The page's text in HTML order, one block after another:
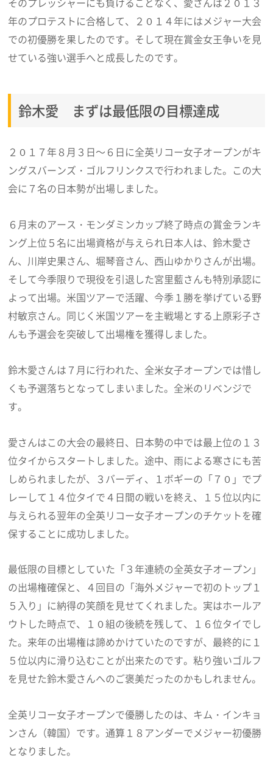
年のプロテストに合格して、２０１４年にはメジャー大会
での初優勝を果したのです。そして現在賞金女王争いを見
せている強い選手へと成長したのです。
鈴木愛 まずは最低限の目標達成
２０１７年８月３日～６日に全英リコー女子オープンがキ
ングスバーンズ・ゴルフリンクスで行われました。この大
会に７名の日本勢が出場しました。
６月末のアース・モンダミンカップ終了時点の賞金ランキ
ング上位５名に出場資格が与えられ日本人は、鈴木愛さ
ん、川岸史果さん、堀琴音さん、西山ゆかりさんが出場。
そして今季限りで現役を引退した宮里藍さんも特別承認に
よって出場。米国ツアーで活躍、今季１勝を挙げている野
村敏京さん。同じく米国ツアーを主戦場とする上原彩子さ
んも予選会を突破して出場権を獲得しました。
鈴木愛さんは７月に行われた、全米女子オープンでは惜し
くも予選落ちとなってしまいました。全米のリベンジで
す。
愛さんはこの大会の最終日、日本勢の中では最上位の１３
位タイからスタートしました。途中、雨による寒さにも苦
しめられましたが、３バーディ、１ボギーの「７０」でプ
レーして１４位タイで４日間の戦いを終え、１５位以内に
与えられる翌年の全英リコー女子オープンのチケットを確
保することに成功しました。
最低限の目標としていた「３年連続の全英女子オープン」
の出場権確保と、４回目の「海外メジャーで初のトップ１
５入り」に納得の笑顔を見せてくれました。実はホールア
ウトした時点で、１０組の後続を残して、１６位タイでし
た。来年の出場権は諦めかけていたのですが、最終的に１
５位以内に滑り込むことが出来たのです。粘り強いゴルフ
を見せた鈴木愛さんへのご褒美だったのかもしれません。
全英リコー女子オープンで優勝したのは、キム・インキョ
ンさん（韓国）です。通算１８アンダーでメジャー初優勝
となりました。